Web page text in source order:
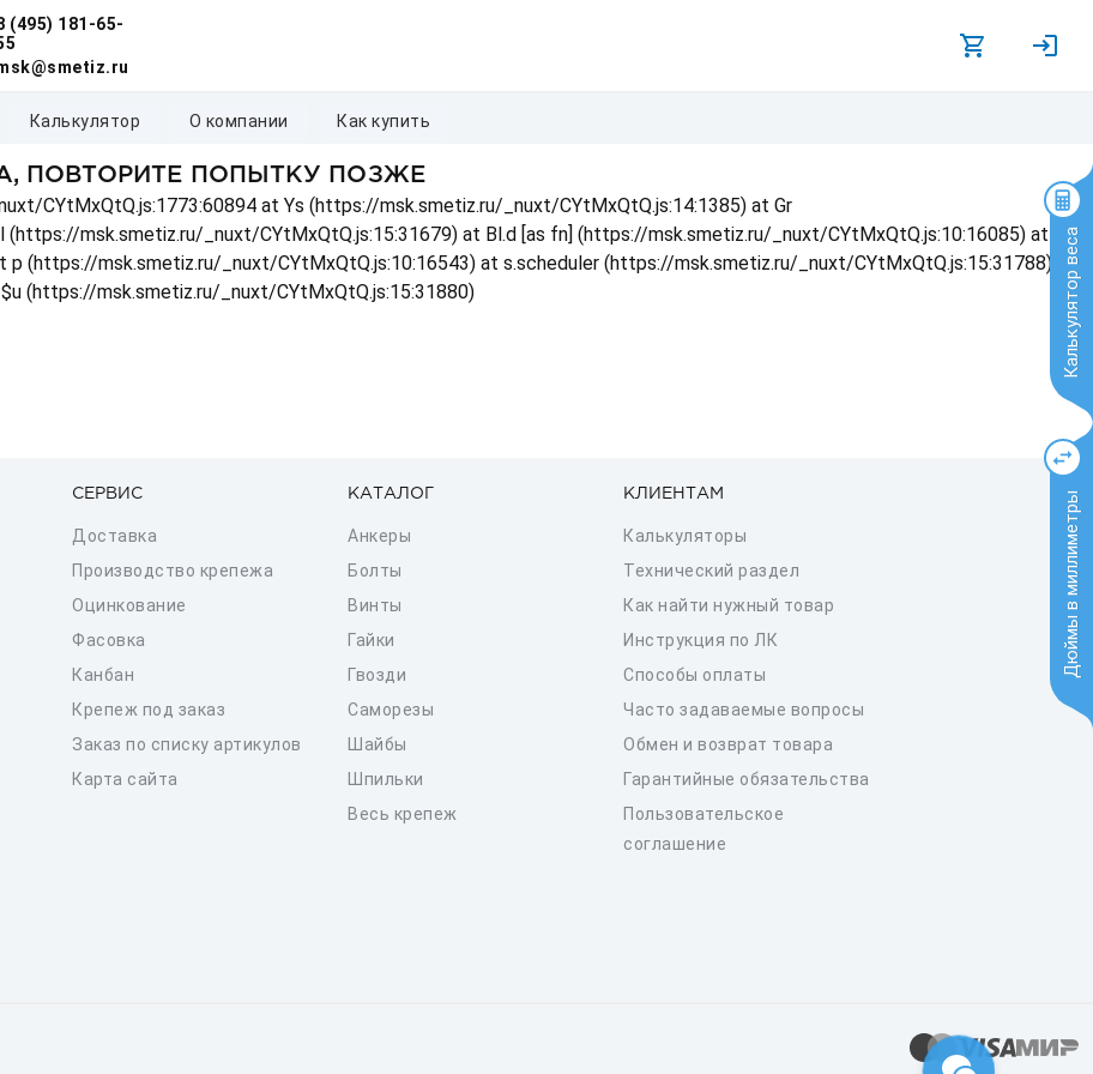
Калькулятор веса
Дюймы в миллиметры
(495) 181-65-
калькулятор о компании как купить
ПОВТОРИТЕ ПОПЫТКУ ПОЗЖЕ
CYtMxQtQ.js:1773:60894 at Ys (https://msk.smetiz.ru/_nuxt/CYtMxQtQ.js:14:1385) at Gr
msk.smetiz.ru/_nuxt/CYtMxQtQ.js:15:31679) at Bl.d [as fn] (https://msk.smetiz.ru/_nuxt/CYtMxQtQ.js:10:16085) at
(https://msk.smetiz.ru/_nuxt/CYtMxQtQ.js:10:16543) at s.scheduler (https://msk.smetiz.ru/_nuxt/CYtMxQtQ.js:15:31788) at
(https://msk.smetiz.ru/_nuxt/CYtMxQtQ.js:15:31880)
СЕРВИС
Доставка
Производство крепежа
Оцинкование
Фасовка
Канбан
Крепеж под заказ
Заказ по списку артикулов
Карта сайта
КАТАЛОГ
Анкеры
Болты
Винты
Гайки
Гвозди
Саморезы
Шайбы
Шпильки
Весь крепеж
КЛИЕНТАМ
Калькуляторы
Технический раздел
Как найти нужный товар
Инструкция по ЛК
Способы оплаты
Часто задаваемые вопросы
Обмен и возврат товара
Гарантийные обязательства
Пользовательское
соглашение